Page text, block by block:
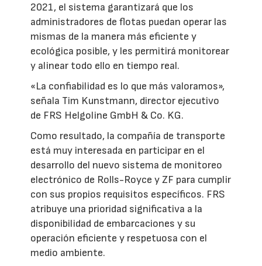
2021, el sistema garantizará que los
administradores de flotas puedan operar las
mismas de la manera más eficiente y
ecológica posible, y les permitirá monitorear
y alinear todo ello en tiempo real.
«La confiabilidad es lo que más valoramos»,
señala Tim Kunstmann, director ejecutivo
de FRS Helgoline GmbH & Co. KG.
Como resultado, la compañía de transporte
está muy interesada en participar en el
desarrollo del nuevo sistema de monitoreo
electrónico de Rolls-Royce y ZF para cumplir
con sus propios requisitos específicos. FRS
atribuye una prioridad significativa a la
disponibilidad de embarcaciones y su
operación eficiente y respetuosa con el
medio ambiente.